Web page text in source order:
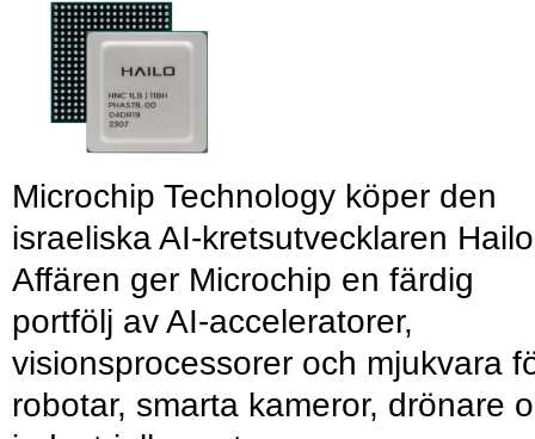
Microchip Technology köper den
israeliska AI-kretsutvecklaren
Affären ger Microchip en färdig
portfölj av AI-acceleratorer,
visionsprocessorer och mjukvara
robotar, smarta kameror, drönare